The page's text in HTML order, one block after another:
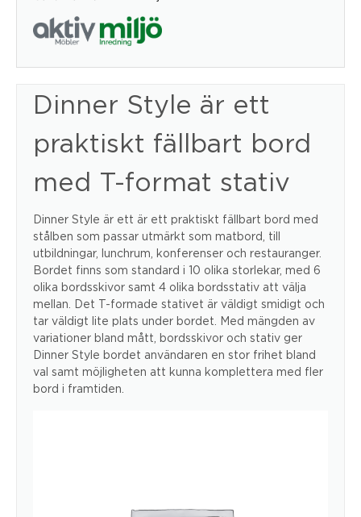
Dinner Style är ett
praktiskt fällbart bord
med T-format stativ
Dinner Style är ett är ett praktiskt fällbart bord med
stålben som passar utmärkt som matbord, till
utbildningar, lunchrum, konferenser och restauranger.
Bordet finns som standard i 10 olika storlekar, med 6
olika bordsskivor samt 4 olika bordsstativ att välja
mellan. Det T-formade stativet är väldigt smidigt och
tar väldigt lite plats under bordet. Med mängden av
variationer bland mått, bordsskivor och stativ ger
Dinner Style bordet användaren en stor frihet bland
val samt möjligheten att kunna komplettera med fler
bord i framtiden.